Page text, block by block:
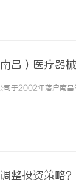
昌）医疗器
司于2002年落户南
整投资策略？